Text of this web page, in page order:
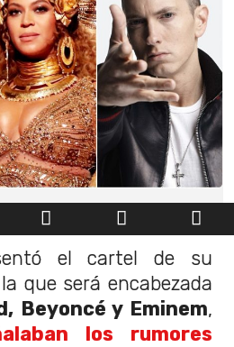
el cartel de su
que será encabezada
Beyoncé y Eminem,
los rumores